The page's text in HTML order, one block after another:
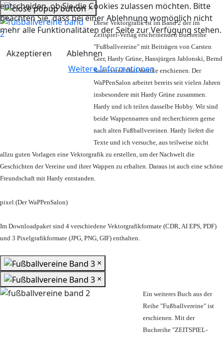
entscheiden, ob Sie die Cookies zulassen möchten. Bitte
beachten Sie, dass bei einer Ablehnung womöglich nicht
mehr alle Funktionalitäten der Seite zur Verfügung stehen.
Akzeptieren
Ablehnen
Weitere Informationen
×
Diese Vektorgrafik ist im Band 2 der im
Zeitspiel-Verlag erscheinenden Buchreihe
"Fußballvereine" mit Beiträgen von Carsten
Gier, Hardy Grüne, Hansjürgen Jablonski, Bernd
Sautter und Olaf Wuttke erschienen. Der
WaPPenSalon arbeitet bereits seit vielen Jahren
insbesondere mit Hardy Grüne zusammen.
Hardy und ich teilen dasselbe Hobby. Wir sind
beide Wappennarren und recherchieren gerne
nach alten Fußballvereinen. Hardy liefert die
Texte und ich versuche, aus teilweise nicht
allzu guten Vorlagen eine Vektorgrafik zu erstellen, um der Nachwelt die
Geschichten der Vereine und ihrer Wappen zu erhalten. Daraus ist auch eine schöne
Freundschaft mit Hardy entstanden.
pixel (Der WaPPenSalon)
Im Downloadpaket sind 4 verschiedene Vektorgrafikformate (CDR, AI EPS, PDF)
und 3 Pixelgrafikformate (JPG, PNG, GIF) enthalten.
×
×
Ein weiteres Buch aus der
Reihe "Fußballvereine" ist
erschienen. Mit der
Buchreihe "ZEITSPIEL-